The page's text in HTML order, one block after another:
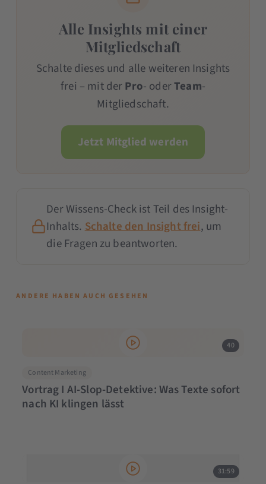
Alle Insights mit einer
Mitgliedschaft
Schalte dieses und alle weiteren Insights
frei – mit derPro- oderTeam-
Mitgliedschaft.
Jetzt Mitglied werden
Der Wissens-Check ist Teil des Insight-
Inhalts. Schalte den Insight frei, um
die Fragen zu beantworten.
ANDERE HABEN AUCH GESEHEN
40
Content Marketing
Vortrag I AI-Slop-Detektive: Was Texte sofort
nach KI klingen lässt
31:59